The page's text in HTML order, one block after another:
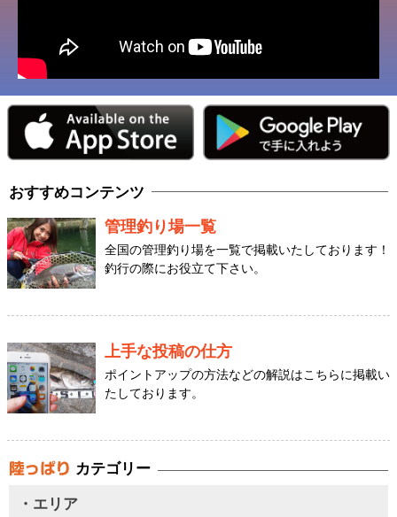
おすすめコンテンツ
管理釣り場一覧
全国の管理釣り場を一覧で掲載いたしております！
釣行の際にお役立て下さい。
上手な投稿の仕方
ポイントアップの方法などの解説はこちらに掲載い
たしております。
カテゴリー
・エリア